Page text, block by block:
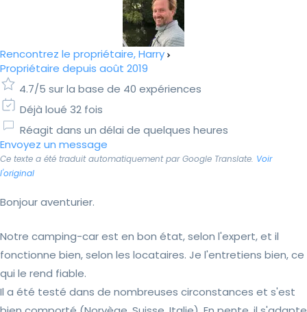
Rencontrez le propriétaire, Harry
Propriétaire depuis août 2019
4.7/5 sur la base de 40 expériences
Déjà loué 32 fois
Réagit dans un délai de quelques heures
Envoyez un message
Ce texte a été traduit automatiquement par Google Translate. Voir
l'original
Bonjour aventurier.
Notre camping-car est en bon état, selon l'expert, et il
fonctionne bien, selon les locataires. Je l'entretiens bien, ce
qui le rend fiable.
Il a été testé dans de nombreuses circonstances et s'est